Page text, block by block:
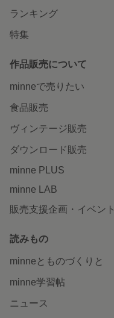
ランキング
特集
作品販売について
minneで売りたい
食品販売
ヴィンテージ販売
ダウンロード販売
minne PLUS
minne LAB
販売支援企画・イベント
読みもの
minneとものづくりと
minne学習帖
ニュース